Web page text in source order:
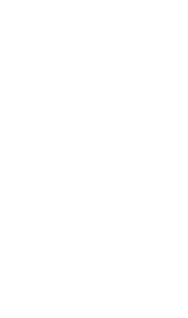
ويمكن صبها وفقًا
من العمليات مثل الصب
الثقب ، الحفر ، المعالجة
بمعالجة الفلنجات في
معهد البترول الأمريكي